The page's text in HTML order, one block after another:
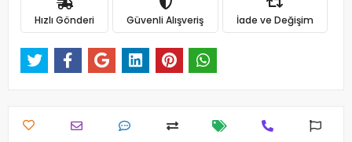
Hızlı Gönderi Güvenli Alışveriş İade ve Değişim